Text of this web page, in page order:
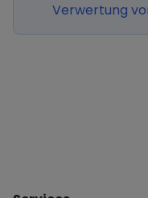
Verwertung